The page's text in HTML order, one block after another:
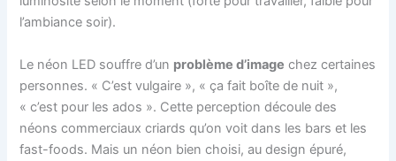
l’ambiance soir).
Le néon LED souffre d’un problème d’image chez certaines
personnes. « C’est vulgaire », « ça fait boîte de nuit »,
« c’est pour les ados ». Cette perception découle des
néons commerciaux criards qu’on voit dans les bars et les
fast-foods. Mais un néon bien choisi, au design épuré,